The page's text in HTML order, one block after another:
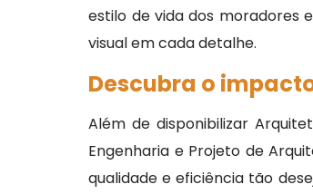
estilo de vida dos moradores
visual em cada detalhe.
Descubra o
Além de disponibilizar
Engenharia e Projeto de
qualidade e eficiência tão